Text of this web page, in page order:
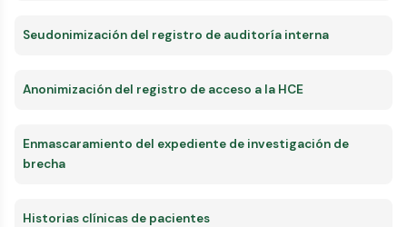
Seudonimización del registro de auditoría interna
Anonimización del registro de acceso a la HCE
Enmascaramiento del expediente de investigación de
brecha
Historias clínicas de pacientes